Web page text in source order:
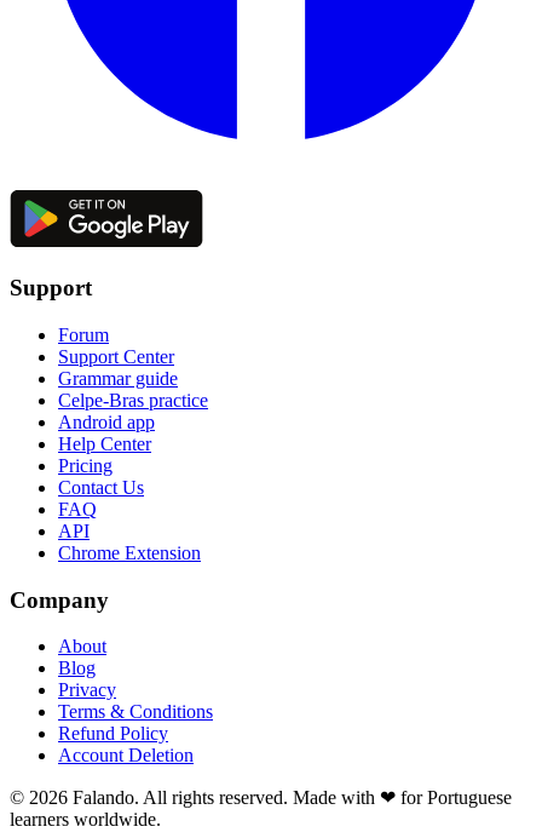
Support
Forum
Support Center
Grammar guide
Celpe-Bras practice
Android app
Help Center
Pricing
Contact Us
FAQ
API
Chrome Extension
Company
About
Blog
Privacy
Terms & Conditions
Refund Policy
Account Deletion
© 2026 Falando. All rights reserved. Made with ❤ for Portuguese
learners worldwide.